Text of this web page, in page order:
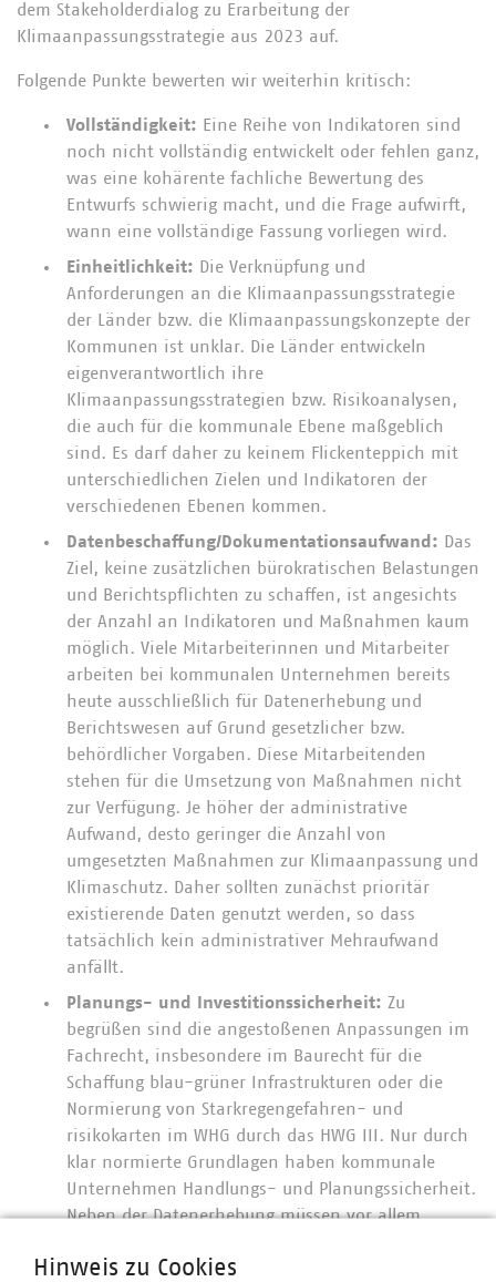
dem Stakeholderdialog zu Erarbeitung der
Klimaanpassungsstrategie aus 2023 auf.
Folgende Punkte bewerten wir weiterhin kritisch:
Vollständigkeit: Eine Reihe von Indikatoren sind
noch nicht vollständig entwickelt oder fehlen ganz,
was eine kohärente fachliche Bewertung des
Entwurfs schwierig macht, und die Frage aufwirft,
wann eine vollständige Fassung vorliegen wird.
Einheitlichkeit: Die Verknüpfung und
Anforderungen an die Klimaanpassungsstrategie
der Länder bzw. die Klimaanpassungskonzepte der
Kommunen ist unklar. Die Länder entwickeln
eigenverantwortlich ihre
Klimaanpassungsstrategien bzw. Risikoanalysen,
die auch für die kommunale Ebene maßgeblich
sind. Es darf daher zu keinem Flickenteppich mit
unterschiedlichen Zielen und Indikatoren der
verschiedenen Ebenen kommen.
Datenbeschaffung/Dokumentationsaufwand: Das
Ziel, keine zusätzlichen bürokratischen Belastungen
und Berichtspflichten zu schaffen, ist angesichts
der Anzahl an Indikatoren und Maßnahmen kaum
möglich. Viele Mitarbeiterinnen und Mitarbeiter
arbeiten bei kommunalen Unternehmen bereits
heute ausschließlich für Datenerhebung und
Berichtswesen auf Grund gesetzlicher bzw.
behördlicher Vorgaben. Diese Mitarbeitenden
stehen für die Umsetzung von Maßnahmen nicht
zur Verfügung. Je höher der administrative
Aufwand, desto geringer die Anzahl von
umgesetzten Maßnahmen zur Klimaanpassung und
Klimaschutz. Daher sollten zunächst prioritär
existierende Daten genutzt werden, so dass
tatsächlich kein administrativer Mehraufwand
anfällt.
Planungs- und Investitionssicherheit: Zu
begrüßen sind die angestoßenen Anpassungen im
Fachrecht, insbesondere im Baurecht für die
Schaffung blau-grüner Infrastrukturen oder die
Normierung von Starkregengefahren- und
risikokarten im WHG durch das HWG III. Nur durch
klar normierte Grundlagen haben kommunale
Unternehmen Handlungs- und Planungssicherheit.
Neben der Datenerhebung müssen vor allem
werden. Derzeit benötigen größere Projekte rund
Hinweis zu Cookies